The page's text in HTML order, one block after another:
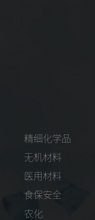
精细化学品
无机材料
医用材料
食保安全
农化